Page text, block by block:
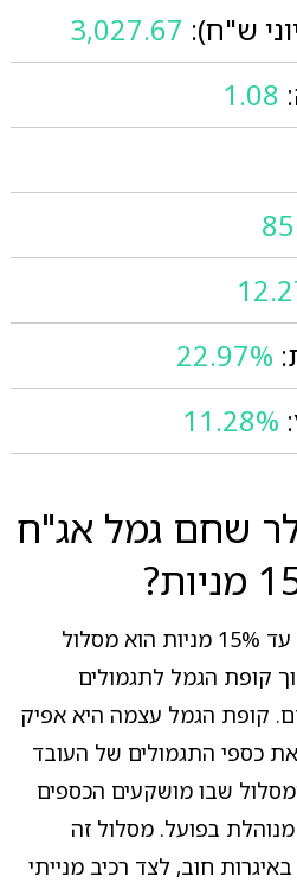
ש"ח): 3,027.67
1.08
22.97%
11.28%
שחם גמל אג"ח
אלטשולר שחם גמל אג"ח עד 15% מניות הוא מסלול
קופת הגמל לתגמולים
קופת הגמל עצמה היא אפיק
את כספי התגמולים של העובד
שבו מושקעים הכספים
בפועל. מסלול זה
חוב, לצד רכיב מנייתי